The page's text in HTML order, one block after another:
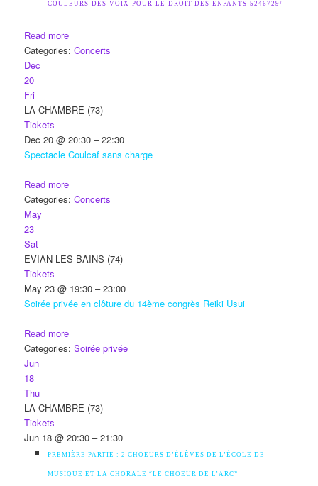
COULEURS-DES-VOIX-POUR-LE-DROIT-DES-ENFANTS-5246729/
Read more
Categories:Concerts
Dec
20
Fri
LA CHAMBRE (73)
Tickets
Dec 20 @ 20:30 – 22:30
Spectacle Coulcaf sans charge
Read more
Categories:Concerts
May
23
Sat
EVIAN LES BAINS (74)
Tickets
May 23 @ 19:30 – 23:00
Soirée privée en clôture du 14ème congrès Reiki Usui
Read more
Categories:Soirée privée
Jun
18
Thu
LA CHAMBRE (73)
Tickets
Jun 18 @ 20:30 – 21:30
PREMIÈRE PARTIE : 2 CHOEURS D’ÉLÈVES DE L’ÉCOLE DE
MUSIQUE ET LA CHORALE “LE CHOEUR DE L’ARC”